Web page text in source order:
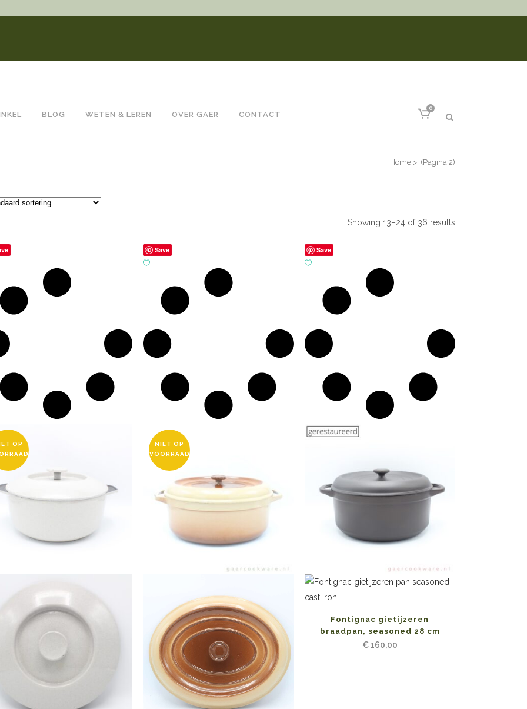
BLOG WETEN & LEREN OVER GAER CONTACT
0
Home > (Pagina 2)
Showing 13–24 of 36 results
OP
Save
NIET OP
VOORRAAD
Save
Fontignac gietijzeren
braadpan, seasoned 28 cm
€160,00